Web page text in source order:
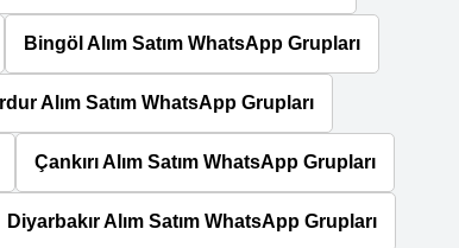
Bingöl Alım Satım WhatsApp Grupları
Alım Satım WhatsApp Grupları
Çankırı Alım Satım WhatsApp Grupları
Diyarbakır Alım Satım WhatsApp Grupları